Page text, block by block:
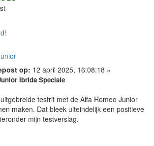
op: 12 april 2025, 16:08:18 »
Ibrida Speciale
testrit met de Alfa Romeo Junior
maken. Dat bleek uiteindelijk een positieve
mijn testverslag.